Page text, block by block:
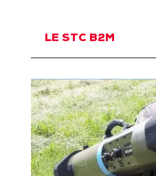
LE STC B2M